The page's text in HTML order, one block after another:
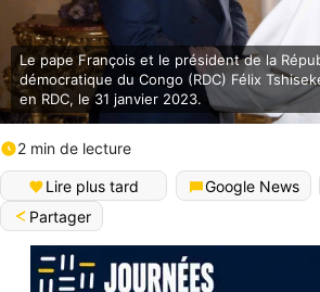
Le pape François et le président de la
démocratique du Congo (RDC) Félix
en RDC, le 31 janvier 2023.
2 min de lecture
Lire plus tard Google News
Partager